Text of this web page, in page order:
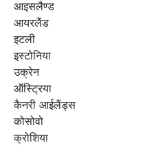
आइसलैण्ड
आयरलैंड
इटली
इस्टोनिया
उक्रेन
ऑस्ट्रिया
कैनरी आईलैंड्स
कोसोवो
क्रोशिया